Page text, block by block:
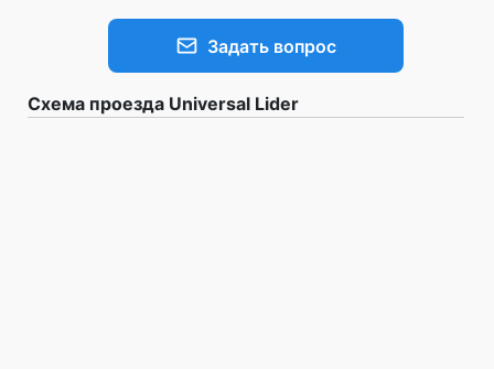
Задать вопрос
Схема проезда Universal Lider